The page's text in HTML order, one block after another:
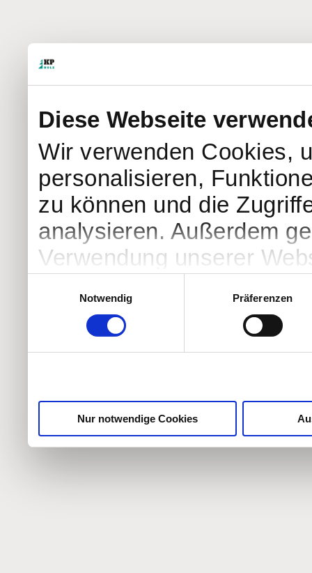
Diese Webseite
Wir verwenden Cookies,
personalisieren,
zu können und die
analysieren. Außerdem
Verwendung unserer
Partner führen diese
weiteren Daten
Notwendig
Präferenzen
Nur notwendige Cookies